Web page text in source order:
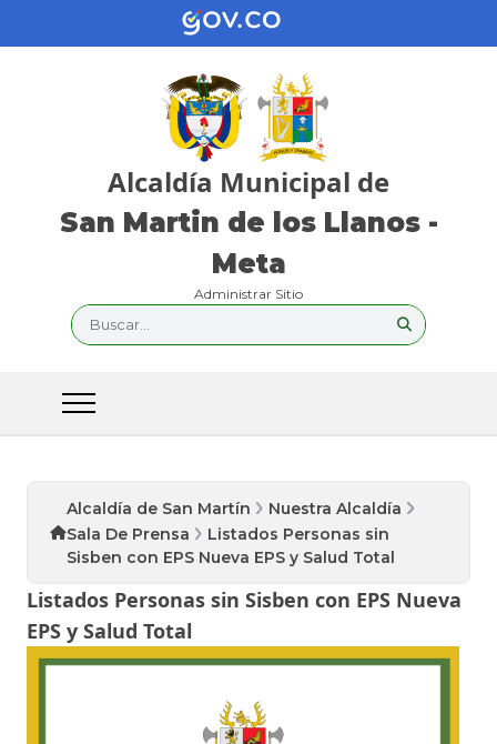
Alcaldía Municipal de
San Martin de los Llanos -
Meta
Administrar Sitio
Buscar...
Alcaldía de San Martín
Nuestra Alcaldía
Sala De Prensa
Listados Personas sin
Sisben con EPS Nueva EPS y Salud Total
Listados Personas sin Sisben con EPS Nueva
EPS y Salud Total